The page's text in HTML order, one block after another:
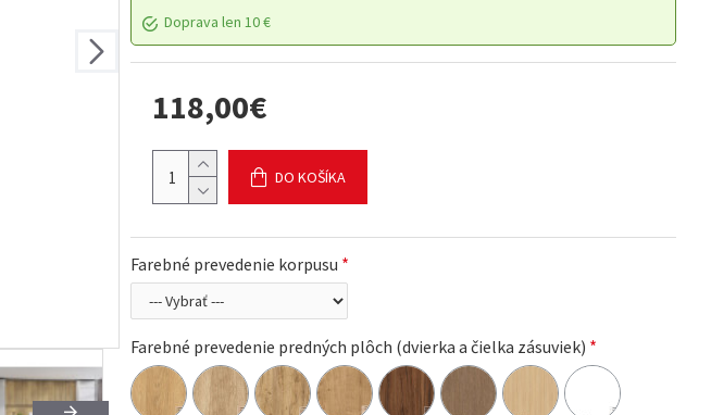
Doprava len 10 €
118,00€
Farebné prevedenie korpusu
Farebné prevedenie predných plôch (dvierka a čielka zásuviek)
DO KOŠÍKA